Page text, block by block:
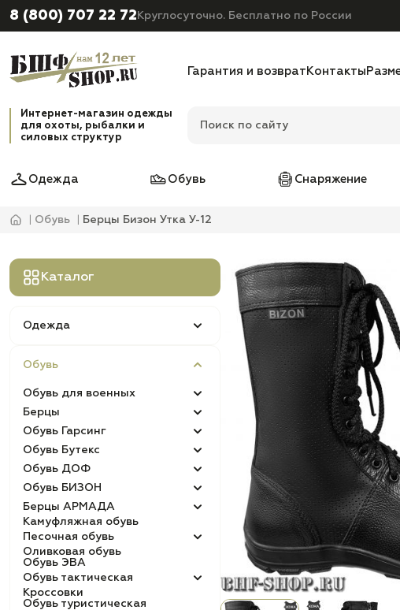
8 (800) 707 22 72 Круглосуточно. Бесплатно по России
Гарантия и возврат Контакты
Интернет-магазин одежды
для охоты, рыбалки и
силовых структур
Одежда Обувь Снаряжение
Обувь Берцы Бизон Утка У-12
Каталог
Одежда
Обувь
Обувь для военных
Берцы
Обувь Гарсинг
Обувь Бутекс
Обувь ДОФ
Обувь БИЗОН
Берцы АРМАДА
Камуфляжная обувь
Песочная обувь
Оливковая обувь
Обувь ЭВА
Обувь тактическая
Кроссовки
Обувь туристическая